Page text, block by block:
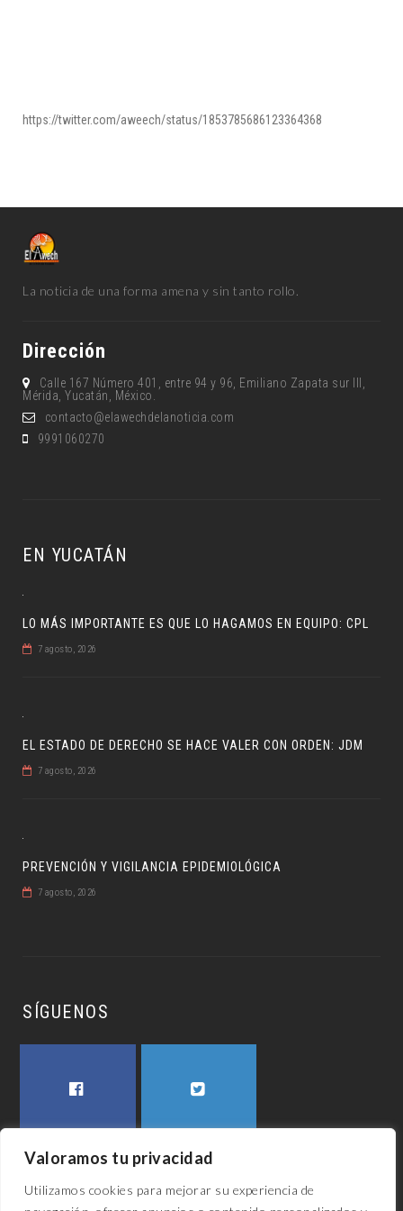
Valoramos tu privacidad
Utilizamos cookies para mejorar su experiencia de
https://twitter.com/aweech/status/1853785686123364368
La noticia de una forma amena y sin tanto rollo.
Dirección
Calle 167 Número 401, entre 94 y 96, Emiliano Zapata sur lll,
Mérida, Yucatán, México.
contacto@elawechdelanoticia.com
9991060270
EN YUCATÁN
LO MÁS IMPORTANTE ES QUE LO HAGAMOS EN EQUIPO: CPL
7 agosto, 2026
EL ESTADO DE DERECHO SE HACE VALER CON ORDEN: JDM
7 agosto, 2026
PREVENCIÓN Y VIGILANCIA EPIDEMIOLÓGICA
7 agosto, 2026
SÍGUENOS